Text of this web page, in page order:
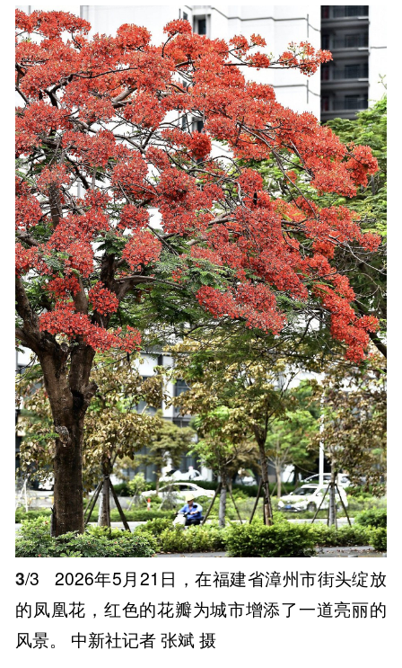
3/3
2026年5月21日，在福建省漳州市街头绽放
的凤凰花，红色的花瓣为城市增添了一道亮丽的
风景。 中新社记者 张斌 摄